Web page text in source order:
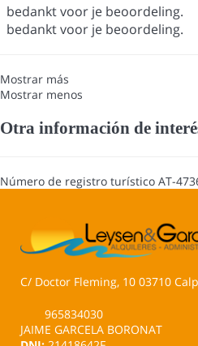
bedankt voor je beoordeling.
bedankt voor je beoordeling.
Mostrar más
Mostrar menos
Otra información de
Número de registro turístico AT-
C/ Doctor Fleming, 10 03710
965834030
JAIME GARCELA BORONAT